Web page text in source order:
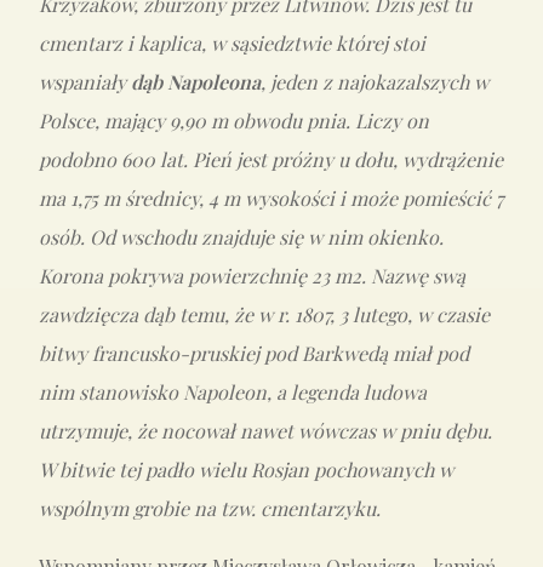
cmentarz i kaplica, w sąsiedztwie której stoi
wspaniałydąb Napoleona, jeden z najokazalszych w
Polsce, mający 9,90 m obwodu pnia. Liczy on
podobno 600 lat. Pień jest próżny u dołu, wydrążenie
ma 1,75 m średnicy, 4 m wysokości i może pomieścić 7
osób. Od wschodu znajduje się w nim okienko.
Korona pokrywa powierzchnię 23 m2. Nazwę swą
zawdzięcza dąb temu, że w r. 1807, 3 lutego, w czasie
bitwy francusko-pruskiej pod Barkwedą miał pod
nim stanowisko Napoleon, a legenda ludowa
utrzymuje, że nocował nawet wówczas w pniu dębu.
W bitwie tej padło wielu Rosjan pochowanych w
wspólnym grobie na tzw. cmentarzyku.